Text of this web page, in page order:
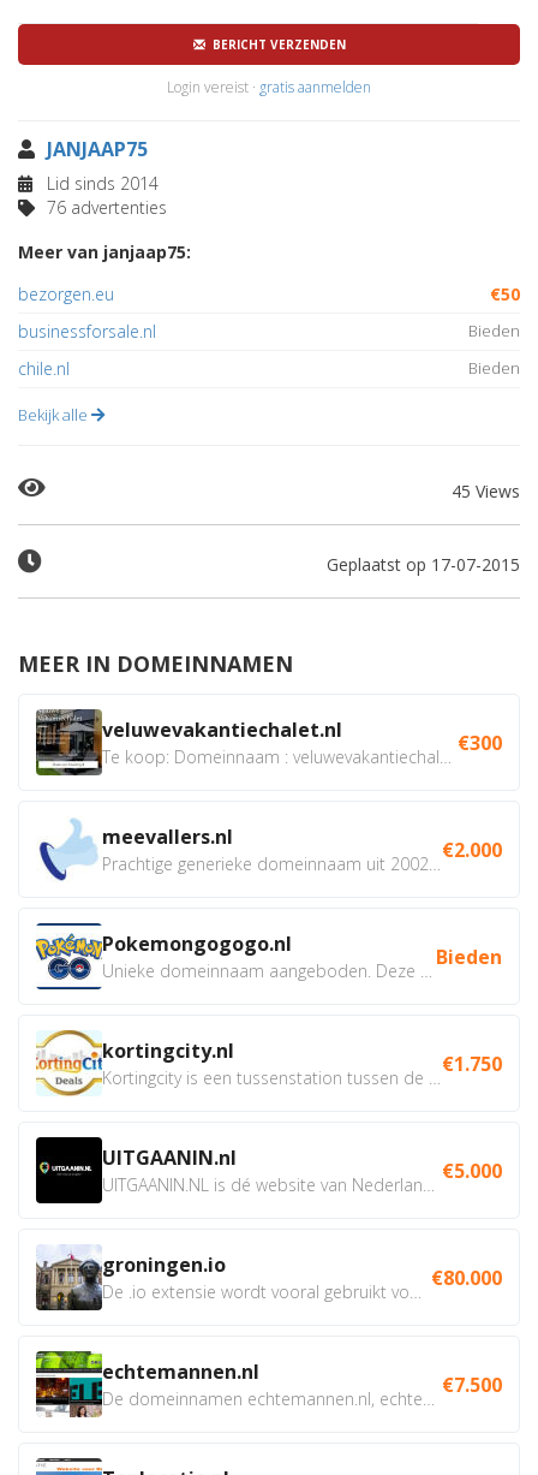
BERICHT VERZENDEN
Login vereist · gratis aanmelden
JANJAAP75
Lid sinds 2014
76 advertenties
Meer van janjaap75:
bezorgen.eu
€50
businessforsale.nl
Bieden
chile.nl Bieden
Bekijk alle
45 Views
Geplaatst op 17-07-2015
MEER IN DOMEINNAMEN
veluwevakantiechalet.nl €300
meevallers.nl €2.000
Pokemongogogo.nl Bieden
kortingcity.nl €1.750
UITGAANIN.nl €5.000
groningen.io €80.000
echtemannen.nl €7.500